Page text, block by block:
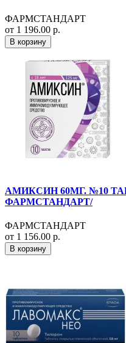
ФАРМСТАНДАРТ
от 1 196.00 р.
В корзину
АМИКСИН 60МГ. №10
ФАРМСТАНДАРТ/
ФАРМСТАНДАРТ
от 1 156.00 р.
В корзину